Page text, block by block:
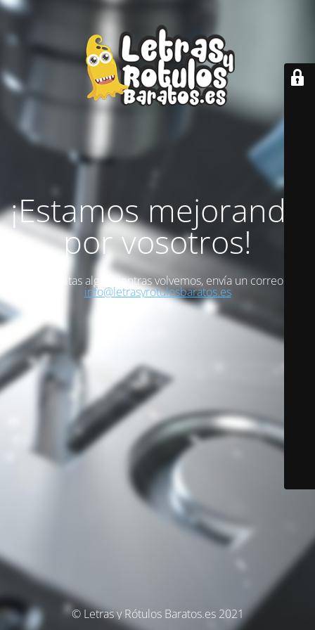
¡Estamos mejorando
por vosotros!
Si necesitas algo mientras volvemos, envía un correo a
info@letrasyrotulosbaratos.es
© Letras y Rótulos Baratos.es 2021